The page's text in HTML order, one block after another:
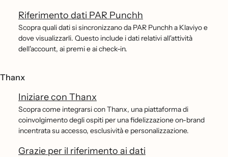
Riferimento dati PAR Punchh
Scopra quali dati si sincronizzano da PAR Punchh a Klaviyo e
dove visualizzarli. Questo include i dati relativi all'attività
dell'account, ai premi e ai check-in.
Thanx
Iniziare con Thanx
Scopra come integrarsi con Thanx, una piattaforma di
coinvolgimento degli ospiti per una fidelizzazione on-brand
incentrata su accesso, esclusività e personalizzazione.
Grazie per il riferimento ai dati